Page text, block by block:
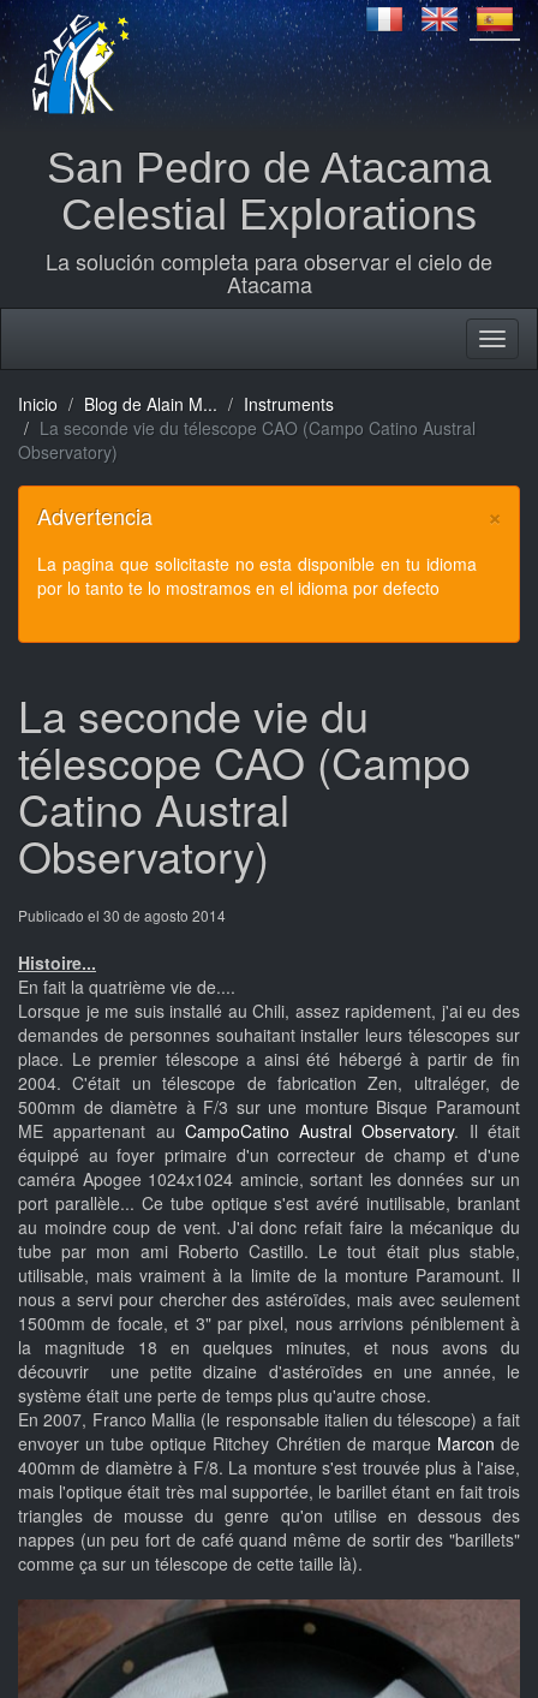
San Pedro de Atacama
Celestial Explorations
La solución completa para observar el cielo de
Atacama
Inicio Blog de Alain M...
Instruments
La seconde vie du télescope CAO (Campo Catino Austral
Observatory)
×
Advertencia
La pagina que solicitaste no esta disponible en tu idioma
por lo tanto te lo mostramos en el idioma por defecto
La seconde vie du
télescope CAO (Campo
Catino Austral
Observatory)
Publicado el 30 de agosto 2014
Histoire...
En fait la quatrième vie de....
Lorsque je me suis installé au Chili, assez rapidement, j'ai eu des
demandes de personnes souhaitant installer leurs télescopes sur
place. Le premier télescope a ainsi été hébergé à partir de fin
2004. C'était un télescope de fabrication Zen, ultraléger, de
500mm de diamètre à F/3 sur une monture Bisque Paramount
ME appartenant au CampoCatino Austral Observatory. Il était
équippé au foyer primaire d'un correcteur de champ et d'une
caméra Apogee 1024x1024 amincie, sortant les données sur un
port parallèle... Ce tube optique s'est avéré inutilisable, branlant
au moindre coup de vent. J'ai donc refait faire la mécanique du
tube par mon ami Roberto Castillo. Le tout était plus stable,
utilisable, mais vraiment à la limite de la monture Paramount. Il
nous a servi pour chercher des astéroïdes, mais avec seulement
1500mm de focale, et 3" par pixel, nous arrivions péniblement à
la magnitude 18 en quelques minutes, et nous avons du
découvrir une petite dizaine d'astéroïdes en une année, le
système était une perte de temps plus qu'autre chose.
En 2007, Franco Mallia (le responsable italien du télescope) a fait
envoyer un tube optique Ritchey Chrétien de marque Marconde
400mm de diamètre à F/8. La monture s'est trouvée plus à l'aise,
mais l'optique était très mal supportée, le barillet étant en fait trois
triangles de mousse du genre qu'on utilise en dessous des
nappes (un peu fort de café quand même de sortir des "barillets"
comme ça sur un télescope de cette taille là).